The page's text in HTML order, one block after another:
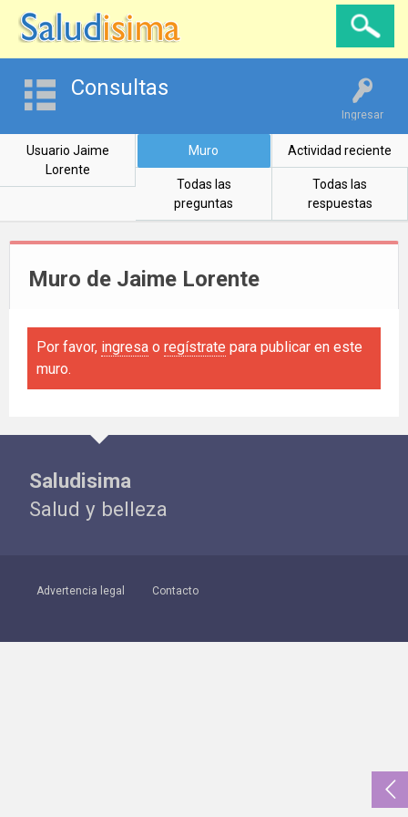
Ingresar
Consultas
Usuario Jaime
Lorente
Muro Actividad reciente
Todas las
preguntas
Todas las
respuestas
Muro de Jaime Lorente
Por favor, ingresa o regístrate para publicar en este
muro.
Saludisima
Salud y belleza
Advertencia legal Contacto